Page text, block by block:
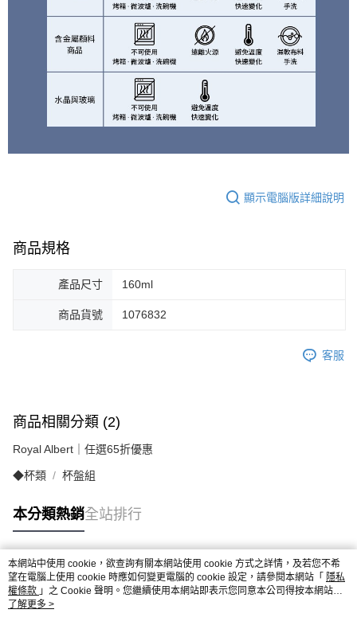
顯示電腦版詳細說明
商品規格
產品尺寸 160ml
商品貨號 1076832
客服
商品相關分類 (2)
Royal Albert｜任選65折優惠
◆杯類 杯盤組
本分類熱銷全站排行
熱門標籤
本網站中使用 cookie，欲查詢有關本網站使用 cookie 方式之詳情，及若您不希
望在電腦上使用 cookie 時應如何變更電腦的 cookie 設定，請參閱本網站「 隱私
權條款 」之 Cookie 聲明。您繼續使用本網站即表示您同意本公司得按本網站使
用條款之 Cookie 聲明使用 cookie。
了解更多 >